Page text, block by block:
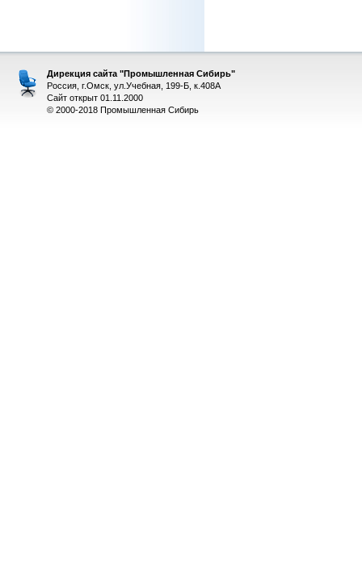
Дирекция сайта "Промышленная Сибирь"
Россия, г.Омск, ул.Учебная, 199-Б, к.408А
Сайт открыт 01.11.2000
© 2000-2018 Промышленная Сибирь